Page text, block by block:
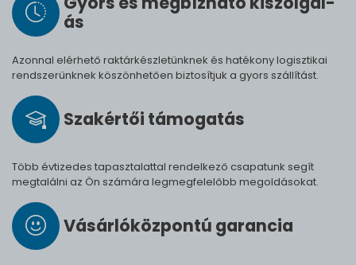
ás
Azonnal elérhető raktárkészletünknek és hatékony logisztikai
rendszerünknek köszönhetően biztosítjuk a gyors szállítást.
Szak­értői tá­mo­ga­tás
Több évtizedes tapasztalattal rendelkező csapatunk segít
megtalálni az Ön számára legmegfelelőbb megoldásokat.
Vásárló­köz­pontú ga­ran­cia